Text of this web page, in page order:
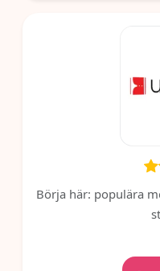
Börja här: populära